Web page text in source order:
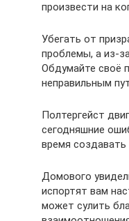
произвести на
Убегать от
проблемы, а из-
Обдумайте своё
неправильным
Полтергейст
сегодняшние
время
Домового
испортят вам
может сулить